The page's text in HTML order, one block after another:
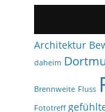
Architektur
daheim
Brennweite Fluss
Fototreff